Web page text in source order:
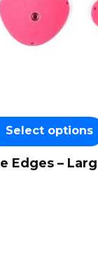
Select options
Edges –